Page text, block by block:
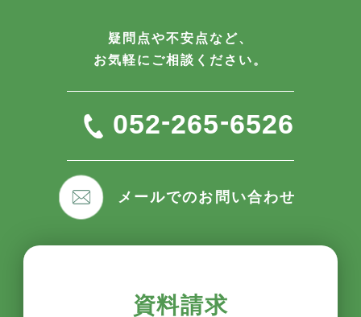
疑問点や不安点など、
お気軽にご相談ください。
052-265-6526
メールでのお問い合わせ
資料請求